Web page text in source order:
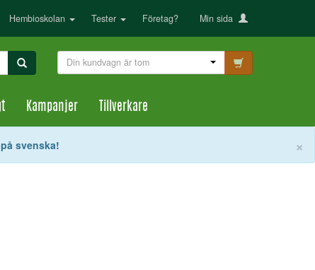
Hembioskolan Tester Företag? Min sida
Din kundvagn är tom
Kampanjer Tillverkare
×
svenska!